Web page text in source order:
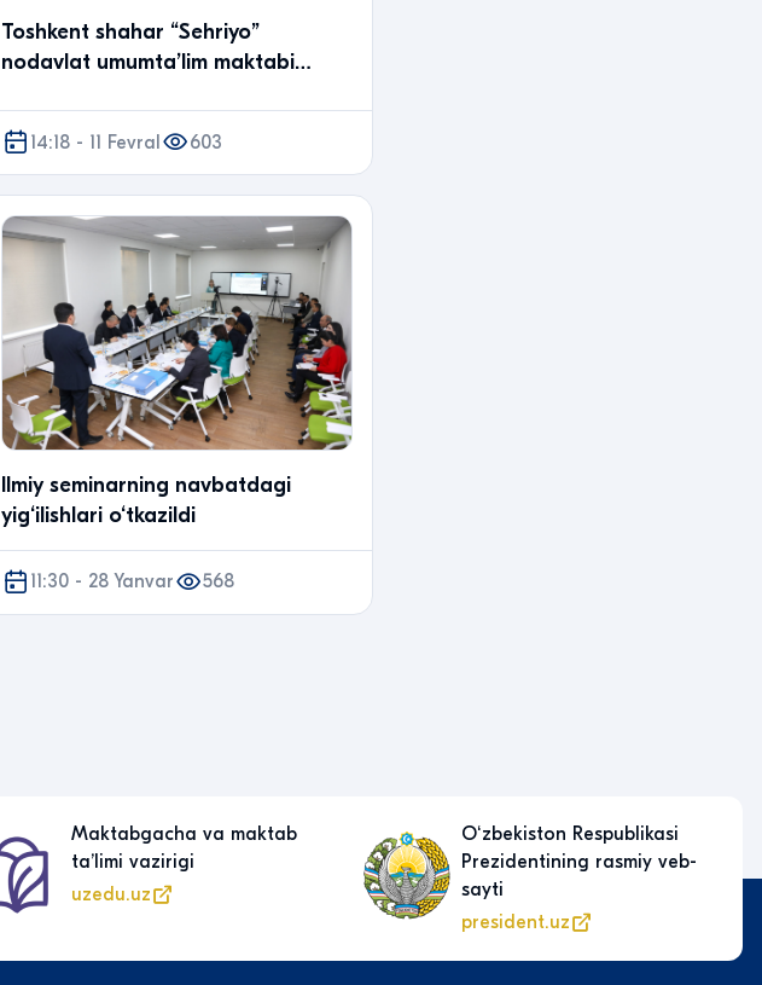
Toshkent shahar “Sehriyo”
nodavlat umumtaʼlim maktabi
14:18 - 11 Fevral 603
Ilmiy seminarning navbatdagi
yig‘ilishlari o‘tkazildi
11:30 - 28 Yanvar 568
Maktabgacha va maktab
taʼlimi vazirigi
uzedu.uz
Oʻzbekiston Respublikasi
Prezidentining rasmiy veb-
sayti
president.uz